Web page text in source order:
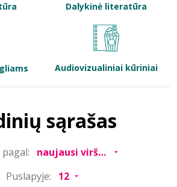
Dalykinė literatūra
Audiovizualiniai kūriniai
sąrašas
Puslapyje: